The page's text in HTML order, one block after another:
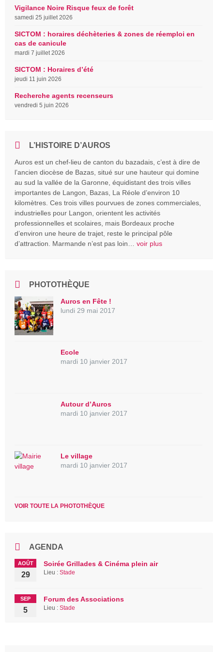
Vigilance Noire Risque feux de forêt
samedi 25 juillet 2026
SICTOM : horaires déchèteries & zones de réemploi en
cas de canicule
mardi 7 juillet 2026
SICTOM : Horaires d’été
jeudi 11 juin 2026
Recherche agents recenseurs
vendredi 5 juin 2026
L’HISTOIRE D’AUROS
Auros est un chef-lieu de canton du bazadais, c’est à dire de
l’ancien diocèse de Bazas, situé sur une hauteur qui domine
au sud la vallée de la Garonne, équidistant des trois villes
importantes de Langon, Bazas, La Réole d’environ 10
kilomètres. Ces trois villes pourvues de zones commerciales,
industrielles pour Langon, orientent les activités
professionnelles et scolaires, mais Bordeaux proche
d’environ une heure de trajet, reste le principal pôle
d’attraction. Marmande n’est pas loin… voir plus
PHOTOTHÈQUE
Auros en Fête !
lundi 29 mai 2017
Ecole
mardi 10 janvier 2017
Autour d’Auros
mardi 10 janvier 2017
Le village
mardi 10 janvier 2017
VOIR TOUTE LA PHOTOTHÈQUE
AGENDA
AOÛT
29
Soirée Grillades & Cinéma plein air
Lieu : Stade
SEP
5
Forum des Associations
Lieu : Stade